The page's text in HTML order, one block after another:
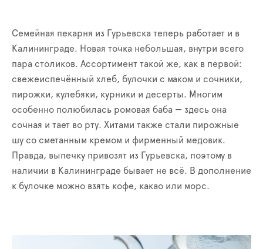
Семейная пекарня из Гурьевска теперь работает и в
Калининграде. Новая точка небольшая, внутри всего
пара столиков. Ассортимент такой же, как в первой:
свежеиспечённый хлеб, булочки с маком и сочники,
пирожки, кулебяки, курники и десерты. Многим
особенно полюбилась ромовая баба — здесь она
сочная и тает во рту. Хитами также стали пирожные
шу со сметанным кремом и фирменный медовик.
Правда, выпечку привозят из Гурьевска, поэтому в
наличии в Калининграде бывает не всё. В дополнение
к булочке можно взять кофе, какао или морс.